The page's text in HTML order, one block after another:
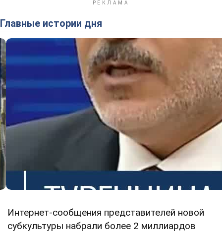
Главные истории дня
Интернет-сообщения представителей новой
субкультуры набрали более 2 миллиардов